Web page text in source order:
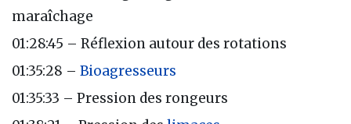
maraîchage
01:28:45 – Réflexion autour des rotations
01:35:28 – Bioagresseurs
01:35:33 – Pression des rongeurs